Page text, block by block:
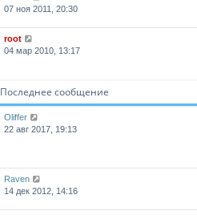
07 ноя 2011, 20:30
root
04 мар 2010, 13:17
Последнее сообщение
Oliffer
22 авг 2017, 19:13
Raven
14 дек 2012, 14:16